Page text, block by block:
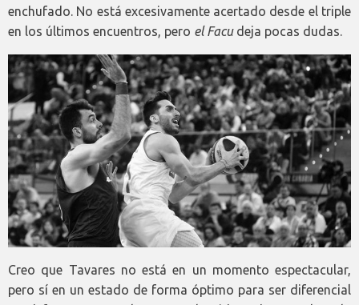
enchufado. No está excesivamente acertado desde el triple
en los últimos encuentros, pero el Facudeja pocas dudas.
Creo que Tavares no está en un momento espectacular,
pero sí en un estado de forma óptimo para ser diferencial